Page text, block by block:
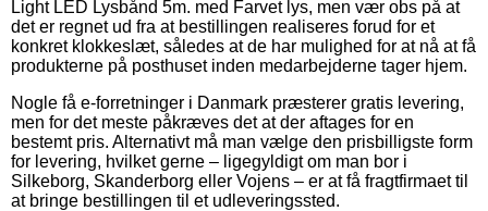
Light LED Lysbånd 5m. med Farvet lys, men vær obs på at
det er regnet ud fra at bestillingen realiseres forud for et
konkret klokkeslæt, således at de har mulighed for at nå at få
produkterne på posthuset inden medarbejderne tager hjem.
Nogle få e-forretninger i Danmark præsterer gratis levering,
men for det meste påkræves det at der aftages for en
bestemt pris. Alternativt må man vælge den prisbilligste form
for levering, hvilket gerne – ligegyldigt om man bor i
Silkeborg, Skanderborg eller Vojens – er at få fragtfirmaet til
at bringe bestillingen til et udleveringssted.